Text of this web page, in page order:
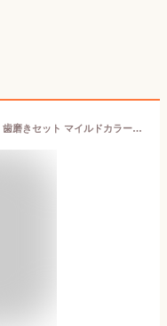
コンパクトケース付きはみがきセット 歯磨きセット マイルドカラーコスメ クーリア はみがき粉付き歯ブラシセット デンタルセット